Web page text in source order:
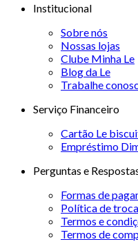
Institucional
Sobre nós
Nossas lojas
Clube Minha Le
Blog da Le
Trabalhe
Serviço Financeiro
Cartão Le
Empréstimo
Perguntas e
Formas de
Política de
Termos e
Termos de